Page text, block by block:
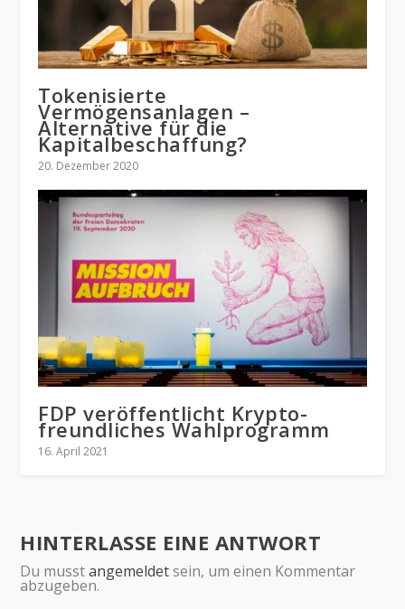
Tokenisierte
Vermögensanlagen –
Alternative für die
Kapitalbeschaffung?
20. Dezember 2020
FDP veröffentlicht Krypto-
freundliches Wahlprogramm
16. April 2021
HINTERLASSE EINE ANTWORT
Du musstangemeldetsein, um einen Kommentar
abzugeben.